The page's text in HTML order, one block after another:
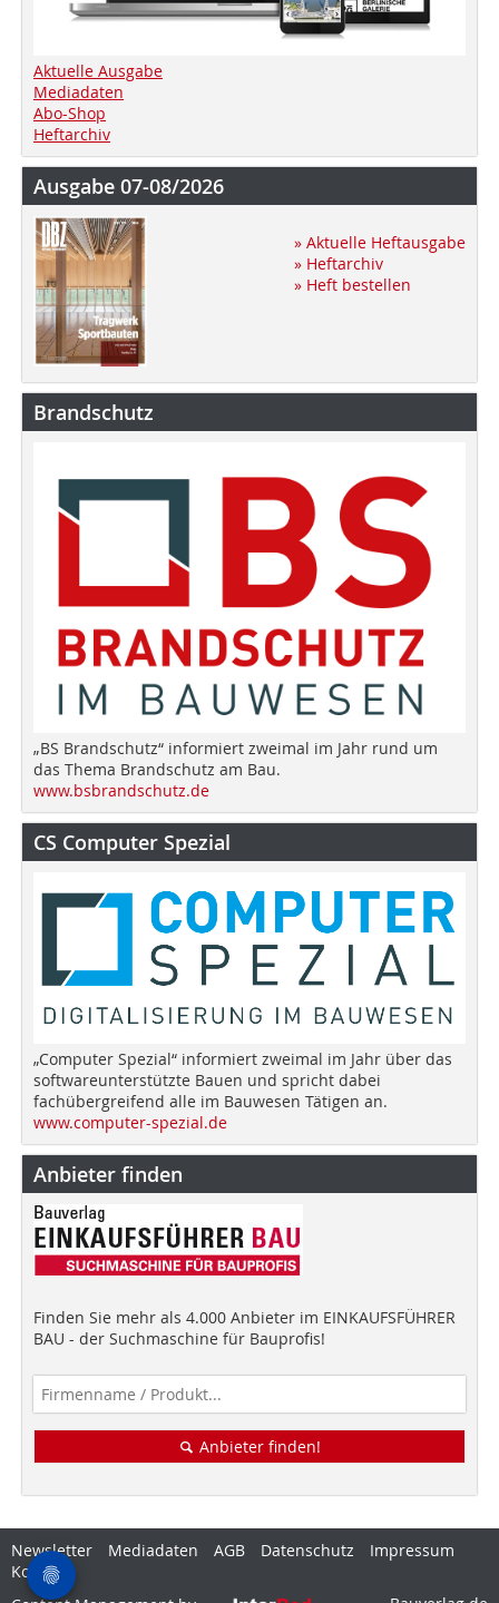
Aktuelle Ausgabe
Mediadaten
Abo-Shop
Heftarchiv
Ausgabe 07-08/2026
» Aktuelle Heftausgabe
» Heftarchiv
» Heft bestellen
Brandschutz
„BS Brandschutz“ informiert zweimal im Jahr rund um
das Thema Brandschutz am Bau.
www.bsbrandschutz.de
CS Computer Spezial
„Computer Spezial“ informiert zweimal im Jahr über das
softwareunterstützte Bauen und spricht dabei
fachübergreifend alle im Bauwesen Tätigen an.
www.computer-spezial.de
Anbieter finden
Finden Sie mehr als 4.000 Anbieter im EINKAUFSFÜHRER
BAU - der Suchmaschine für Bauprofis!
Anbieter finden!
Newsletter Mediadaten AGB Datenschutz
Impressum
Kontakt